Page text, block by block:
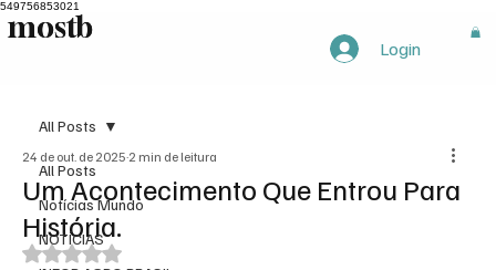
549756853021
mostb
Login
mostb
All Posts
Notícias Mundo
NOTÍCIAS
All Posts
Um Acontecimento Que Entrou Para
História.
24 de out. de 2025 2 min de leitura
Avaliado com NaN de 5 estrelas.